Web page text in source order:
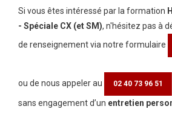
Si vous êtes intéressé par la formation
- Spéciale CX (et SM), n'hésitez pas à
de renseignement via notre formulaire
ou de nous appeler au 02 40 73 96 51
sans engagement d’un entretien